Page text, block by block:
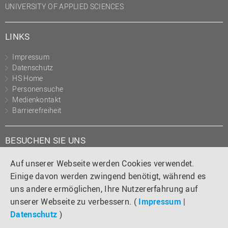
Auf unserer Webseite werden Cookies verwendet.
Einige davon werden zwingend benötigt, während es
uns andere ermöglichen, Ihre Nutzererfahrung auf
unserer Webseite zu verbessern. ( Impressum |
Datenschutz )
(PMO)
Recht
Science to Business GmbH
Studierendensekretariat
Studium und Lehre
Transfer- und
UNIVERSITY OF APPLIED SCIENCES
LINKS
Impressum
Datenschutz
HS Home
Personensuche
Medienkontakt
Barrierefreiheit
BESUCHEN SIE UNS
Instagram
TiktokLinkedIn
YouTube
Facebook